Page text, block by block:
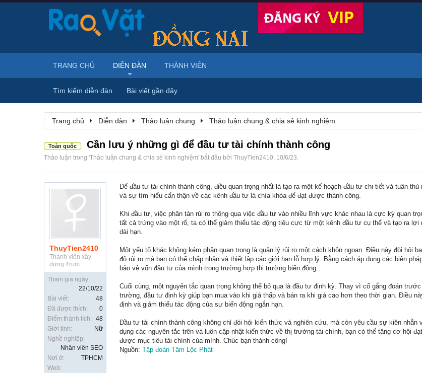
Trang chủ Diễn đàn Thảo luận chung Thảo luận chung & chia sẻ kinh nghiệm
Toàn quốc Cần lưu ý những gì để đầu tư tài chính thành công
Thảo luận trong 'Thảo luận chung & chia sẻ kinh nghiệm' bắt đầu bởi ThuyTien2410, 10/6/23.
ThuyTien2410
Thành viên xây
dựng 4rum
Tham gia ngày:
22/10/22
Bài viết:
48
Đã được thích:
0
Điểm thành tích:
48
Giới tính:
Nữ
Nghề nghiệp:
Nhân viên SEO
Nơi ở:
TPHCM
Web:
Để đầu tư tài chính thành công, điều quan trọng nhất là tạo ra một kế hoạch đầu tư chi tiết và tuân thủ
và sự tìm hiểu cẩn thận về các kênh đầu tư là chìa khóa để đạt được thành công.
Khi đầu tư, việc phân tán rủi ro thông qua việc đầu tư vào nhiều lĩnh vực khác nhau là cực kỳ quan
tất cả trứng vào một rổ, ta có thể giảm thiểu tác động tiêu cực từ một kênh đầu tư cụ thể và tạo ra lợi
dài hạn.
Một yếu tố khác không kém phần quan trọng là quản lý rủi ro một cách khôn ngoan. Điều này đòi hỏi
độ rủi ro mà bạn có thể chấp nhận và thiết lập các giới hạn lỗ hợp lý. Bằng cách áp dụng các biện
bảo vệ vốn đầu tư của mình trong trường hợp thị trường biến động.
Cuối cùng, một nguyên tắc quan trọng không thể bỏ qua là đầu tư định kỳ. Thay vì cố gắng đoán
trường, đầu tư định kỳ giúp bạn mua vào khi giá thấp và bán ra khi giá cao hơn theo thời gian. Điều
định và giảm thiểu tác động của sự biến động ngắn hạn.
Đầu tư tài chính thành công không chỉ đòi hỏi kiến thức và nghiên cứu, mà còn yêu cầu sự kiên nhẫn
dụng các nguyên tắc trên và luôn cập nhật kiến thức về thị trường tài chính, bạn có thể tăng cơ hội
được mục tiêu tài chính của mình. Chúc bạn thành công!
Nguồn: Tập đoàn Tâm Lộc Phát
TRANG CHỦ DIỄN ĐÀN
Tìm kiếm diễn đàn Bài viết gần đây
THÀNH VIÊN